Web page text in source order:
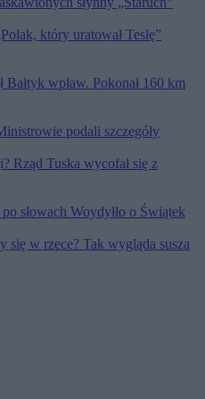
który uratował Teslę”
wpław. Pokonał 160 km
podali szczegóły
Rząd Tuska wycofał się z
słowach Woydyłło o Świątek
w rzece? Tak wygląda susza